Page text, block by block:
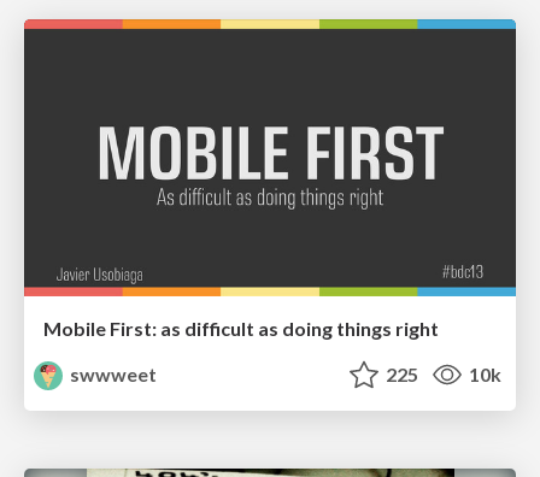
Mobile First: as difficult as doing things right
swwweet
225 10k